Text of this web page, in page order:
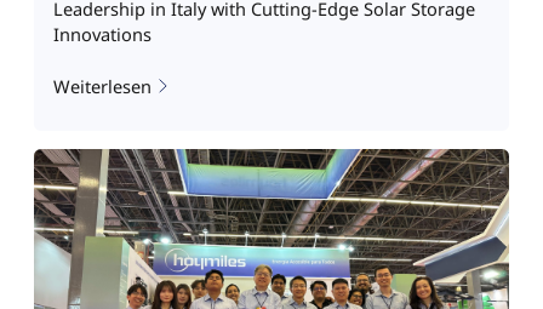
Leadership in Italy with Cutting-Edge Solar Storage
Innovations
Weiterlesen